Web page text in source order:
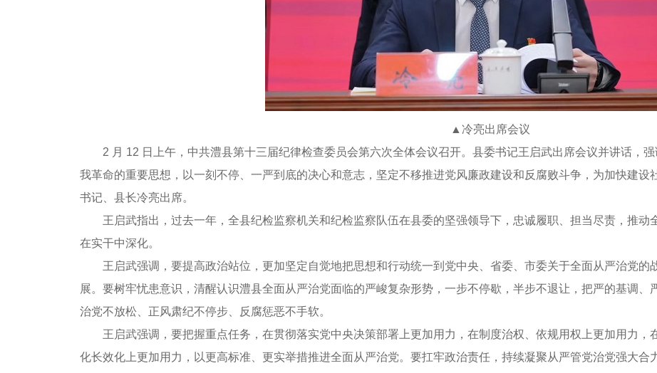
▲冷亮出席会议
2 月 12 日上午，中共澧县第十三届纪律检查委员会第六次全体会议召开。县委书记王启武出席会议并讲话，
我革命的重要思想，以一刻不停、一严到底的决心和意志，坚定不移推进党风廉政建设和反腐败斗争，为加快建设
书记、县长冷亮出席。
王启武指出，过去一年，全县纪检监察机关和纪检监察队伍在县委的坚强领导下，忠诚履职、担当尽责，推动
在实干中深化。
王启武强调，要提高政治站位，更加坚定自觉地把思想和行动统一到党中央、省委、市委关于全面从严治党
展。要树牢忧患意识，清醒认识澧县全面从严治党面临的严峻复杂形势，一步不停歇，半步不退让，把严的基调
治党不放松、正风肃纪不停步、反腐惩恶不手软。
王启武强调，要把握重点任务，在贯彻落实党中央决策部署上更加用力，在制度治权、依规用权上更加用力
化长效化上更加用力，以更高标准、更实举措推进全面从严治党。要扛牢政治责任，持续凝聚从严管党治党强大合